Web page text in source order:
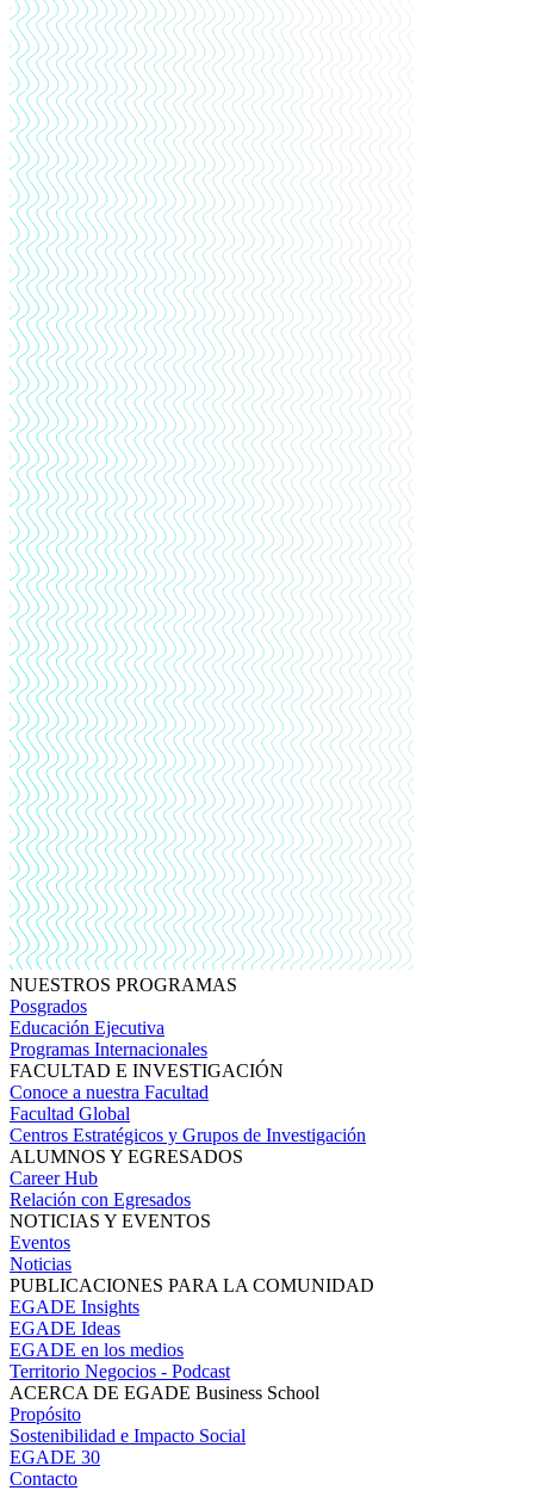
NUESTROS PROGRAMAS
Posgrados
Educación Ejecutiva
Programas Internacionales
FACULTAD E INVESTIGACIÓN
Conoce a nuestra Facultad
Facultad Global
Centros Estratégicos y Grupos de Investigación
ALUMNOS Y EGRESADOS
Career Hub
Relación con Egresados
NOTICIAS Y EVENTOS
Eventos
Noticias
PUBLICACIONES PARA LA COMUNIDAD
EGADE Insights
EGADE Ideas
EGADE en los medios
Territorio Negocios - Podcast
ACERCA DE EGADE Business School
Propósito
Sostenibilidad e Impacto Social
EGADE 30
Contacto